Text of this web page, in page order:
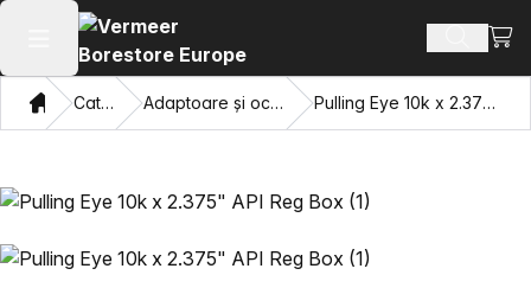
Deschide meniul principal Căutați
Domiciliu
Catalog Adaptoare și ochi care trag Pulling Eye 10k x 2.375" API Reg Box